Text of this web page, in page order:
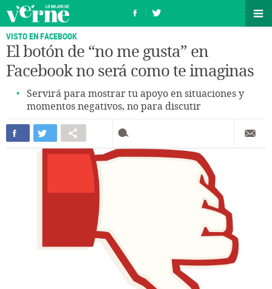
VISTO EN FACEBOOK
El botón de “no me gusta” en
Facebook no será como te imaginas
Servirá para mostrar tu apoyo en situaciones y
momentos negativos, no para discutir